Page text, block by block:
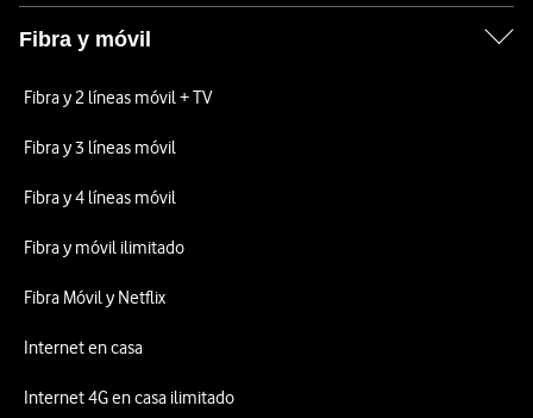
Fibra y móvil
Fibra y 2 líneas móvil + TV
Fibra y 3 líneas móvil
Fibra y 4 líneas móvil
Fibra y móvil ilimitado
Fibra Móvil y Netflix
Internet en casa
Internet 4G en casa ilimitado